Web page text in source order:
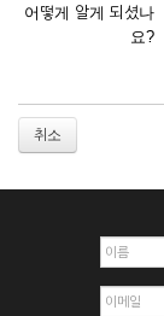
② 회원가입시
의 ID가 발급
거절하거나 취
2. 개인정보를
3. 경쟁 관게
4. 타인의 서
6. 이용자가
어떻게 알게 되셨나
요?
취소